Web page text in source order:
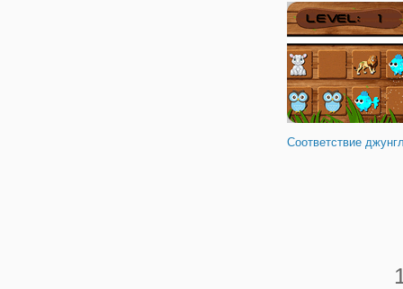
возможностями. Это
привыкание кроссворд
Соответствие